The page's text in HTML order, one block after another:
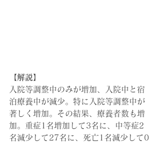
【解説】
入院等調整中のみが増加、入院中と宿
泊療養中が減少。特に入院等調整中が
著しく増加。その結果、療養者数も増
加。 重症1名増加して3名に、中等症2
名減少して27名に、死亡1名減少して0